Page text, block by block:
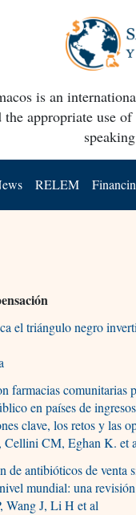
is an
the appropriate use
RELEM
el triángulo negro
farmacias comunitarias
en países de
clave, los retos y las
Cellini CM, Eghan K. et
de antibióticos de venta
mundial: una
Wang J, Li H et al